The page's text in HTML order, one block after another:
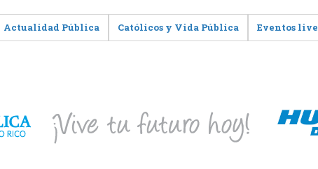
Actualidad Pública Católicos y Vida Pública Eventos live